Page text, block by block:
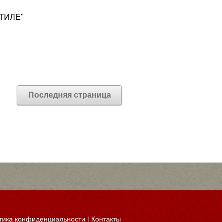
Последняя страница
конфиденциальности| Контакты